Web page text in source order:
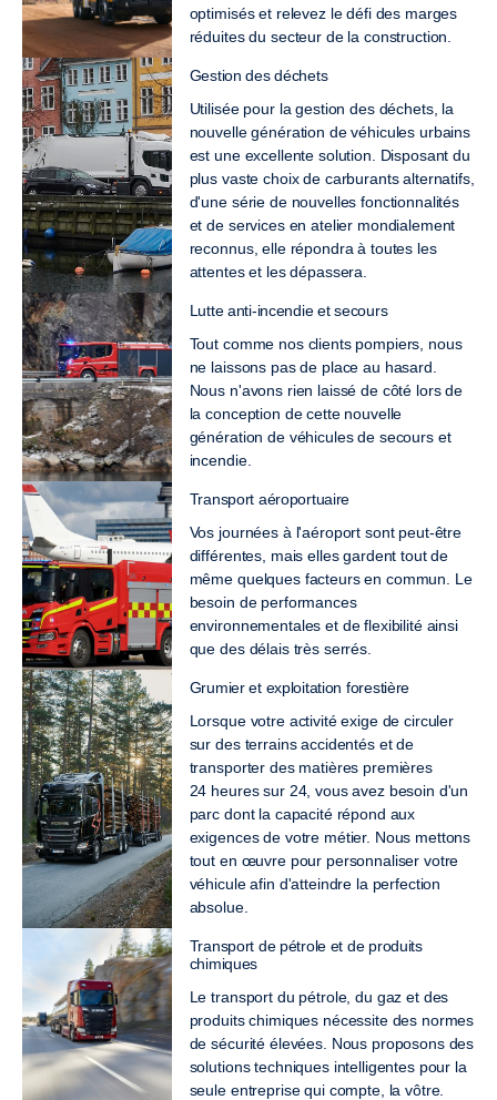
optimisés et relevez le défi des marges
réduites du secteur de la construction.
Gestion des déchets
Utilisée pour la gestion des déchets, la
nouvelle génération de véhicules urbains
est une excellente solution. Disposant du
plus vaste choix de carburants alternatifs,
d'une série de nouvelles fonctionnalités
et de services en atelier mondialement
reconnus, elle répondra à toutes les
attentes et les dépassera.
Lutte anti-incendie et secours
Tout comme nos clients pompiers, nous
ne laissons pas de place au hasard.
Nous n'avons rien laissé de côté lors de
la conception de cette nouvelle
génération de véhicules de secours et
incendie.
Transport aéroportuaire
Vos journées à l'aéroport sont peut-être
différentes, mais elles gardent tout de
même quelques facteurs en commun. Le
besoin de performances
environnementales et de flexibilité ainsi
que des délais très serrés.
Grumier et exploitation forestière
Lorsque votre activité exige de circuler
sur des terrains accidentés et de
transporter des matières premières
24 heures sur 24, vous avez besoin d'un
parc dont la capacité répond aux
exigences de votre métier. Nous mettons
tout en œuvre pour personnaliser votre
véhicule afin d'atteindre la perfection
absolue.
Transport de pétrole et de produits
chimiques
Le transport du pétrole, du gaz et des
produits chimiques nécessite des normes
de sécurité élevées. Nous proposons des
solutions techniques intelligentes pour la
seule entreprise qui compte, la vôtre.